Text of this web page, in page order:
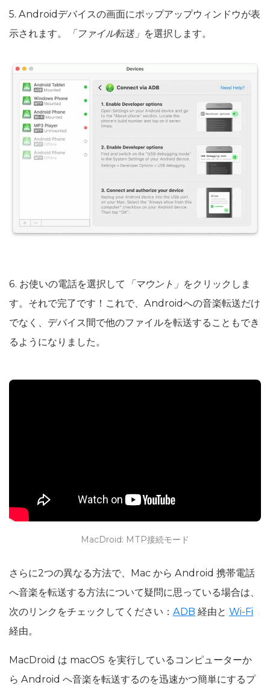
5. Androidデバイスの画面にポップアップウィンドウが表
示されます。
「ファイル転送」 を選択します。
6. お使いの電話を選択して 「マウント」 をクリックしま
す。それで完了です！これで、Androidへの音楽転送だけ
でなく、デバイス間で他のファイルを転送することもでき
るようになりました。
MacDroid: MTP接続モード
さらに2つの異なる方法で、Mac から Android 携帯電話
へ音楽を転送する方法について疑問に思っている場合は、
次のリンクをチェックしてください： ADB 経由と Wi-Fi
経由。
MacDroid は macOS を実行しているコンピューターか
ら Android へ音楽を転送するのを迅速かつ簡単にするプ